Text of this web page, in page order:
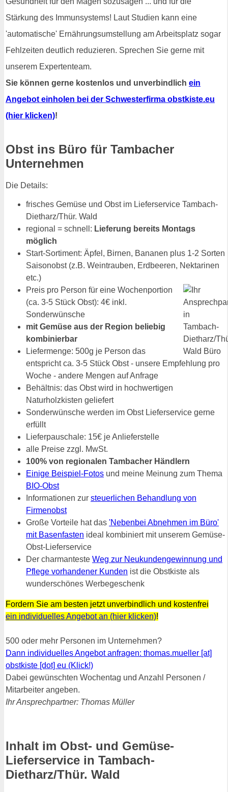
Stärkung des Immunsystems! Laut Studien kann eine
'automatische' Ernährungsumstellung am Arbeitsplatz sogar
Fehlzeiten deutlich reduzieren. Sprechen Sie gerne mit
unserem Expertenteam.
Sie können gerne kostenlos und unverbindlich ein
Angebot einholen bei der Schwesterfirma obstkiste.eu
(hier klicken)!
Obst ins Büro für Tambacher
Unternehmen
Die Details:
frisches Gemüse und Obst im Lieferservice Tambach-
Dietharz/Thür. Wald
regional = schnell: Lieferung bereits Montags
möglich
Start-Sortiment: Äpfel, Birnen, Bananen plus 1-2 Sorten
Saisonobst (z.B. Weintrauben, Erdbeeren, Nektarinen
etc.)
Preis pro Person für eine Wochenportion
(ca. 3-5 Stück Obst): 4€ inkl.
Sonderwünsche
mit Gemüse aus der Region beliebig
kombinierbar
Liefermenge: 500g je Person das
entspricht ca. 3-5 Stück Obst - unsere Empfehlung pro
Woche - andere Mengen auf Anfrage
Behältnis: das Obst wird in hochwertigen
Naturholzkisten geliefert
Sonderwünsche werden im Obst Lieferservice gerne
erfüllt
Lieferpauschale: 15€ je Anlieferstelle
alle Preise zzgl. MwSt.
100% von regionalen Tambacher Händlern
Einige Beispiel-Fotos und meine Meinung zum Thema
BIO-Obst
Informationen zur steuerlichen Behandlung von
Firmenobst
Große Vorteile hat das 'Nebenbei Abnehmen im Büro'
mit Basenfasten ideal kombiniert mit unserem Gemüse-
Obst-Lieferservice
Der charmanteste Weg zur Neukundengewinnung und
Pflege vorhandener Kunden ist die Obstkiste als
wunderschönes Werbegeschenk
Fordern Sie am besten jetzt unverbindlich und kostenfrei
ein individuelles Angebot an (hier klicken)!
500 oder mehr Personen im Unternehmen?
Dann individuelles Angebot anfragen: thomas.mueller [at]
obstkiste [dot] eu (Klick!)
Dabei gewünschten Wochentag und Anzahl Personen /
Mitarbeiter angeben.
Ihr Ansprechpartner: Thomas Müller
Inhalt im Obst- und Gemüse-
Lieferservice in Tambach-
Dietharz/Thür. Wald